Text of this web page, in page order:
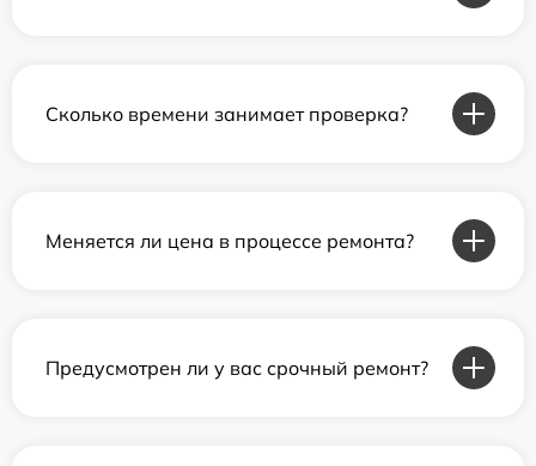
Сколько времени занимает проверка?
Меняется ли цена в процессе ремонта?
Предусмотрен ли у вас срочный ремонт?